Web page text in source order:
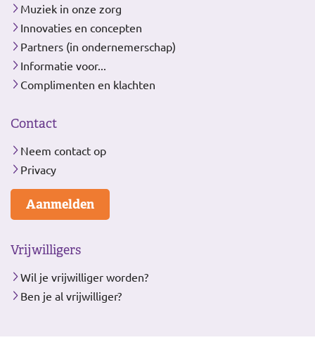
Muziek in onze zorg
Innovaties en concepten
Partners (in ondernemerschap)
Informatie voor...
Complimenten en klachten
Contact
Neem contact op
Privacy
Aanmelden
Vrijwilligers
Wil je vrijwilliger worden?
Ben je al vrijwilliger?